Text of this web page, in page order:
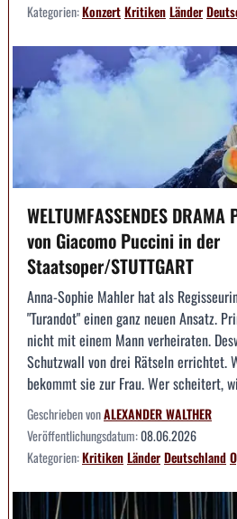
Kategorien:KonzertKritikenLänder
WELTUMFASSENDES
von Giacomo Puccini in der
Staatsoper/STUTTGART
Anna-Sophie Mahler hat als
"Turandot" einen ganz neuen Ansatz.
nicht mit einem Mann verheiraten.
Schutzwall von drei Rätseln errichtet.
bekommt sie zur Frau. Wer scheitert,
Geschrieben vonALEXANDER WALTHER
Veröffentlichungsdatum:08.06.2026
Kategorien:KritikenLänderDeutschland